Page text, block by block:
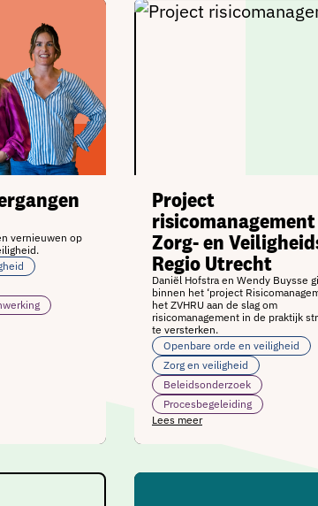
vernieuwen op
Project
risicomanagement
Zorg- en
Regio Utrecht
Daniël Hofstra en Wendy Buysse
binnen het ‘project
het ZVHRU aan de slag om
risicomanagement in de praktijk
te versterken.
Openbare orde en veiligheid
Zorg en veiligheid
Beleidsonderzoek
Procesbegeleiding
Lees meer